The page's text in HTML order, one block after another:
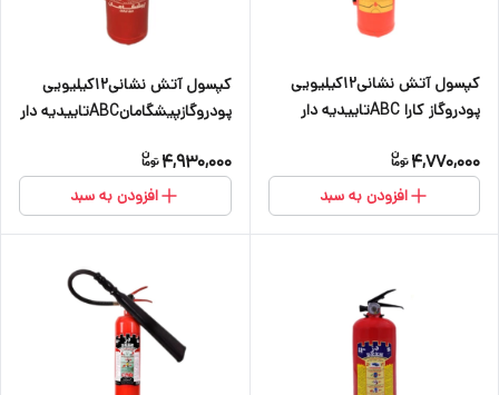
کپسول آتش نشانی۱۲کیلیویی
پودروگاز کارا ABCتاییدیه دار
4,770,000
افزودن به سبد
کپسول آتش نشانی۱۲کیلیویی
پودروگازپیشگامانABCتاییدیه دار
4,930,000
افزودن به سبد